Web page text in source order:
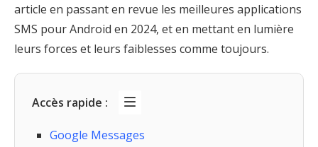
article en passant en revue les meilleures applications
SMS pour Android en 2024, et en mettant en lumière
leurs forces et leurs faiblesses comme toujours.
Accès rapide :
Google Messages